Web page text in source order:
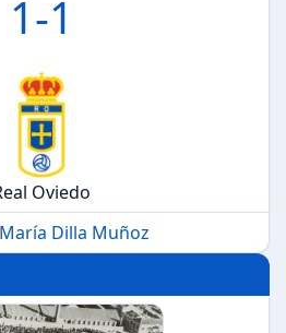
1-1
Oviedo
Dilla Muñoz